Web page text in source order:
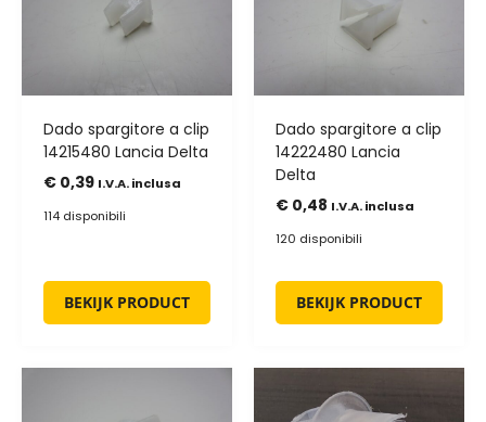
Dado spargitore a clip
14215480 Lancia Delta
€ 0,39 I.V.A. inclusa
114 disponibili
BEKIJK PRODUCT
Dado spargitore a clip
14222480 Lancia
Delta
€ 0,48 I.V.A. inclusa
120 disponibili
BEKIJK PRODUCT